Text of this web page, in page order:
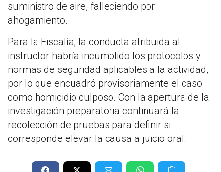
suministro de aire, falleciendo por
ahogamiento.
Para la Fiscalía, la conducta atribuida al
instructor habría incumplido los protocolos y
normas de seguridad aplicables a la actividad,
por lo que encuadró provisoriamente el caso
como homicidio culposo. Con la apertura de la
investigación preparatoria continuará la
recolección de pruebas para definir si
corresponde elevar la causa a juicio oral.